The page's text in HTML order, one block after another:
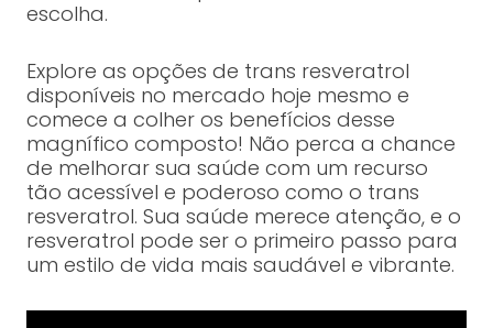
escolha.
Explore as opções de trans resveratrol
disponíveis no mercado hoje mesmo e
comece a colher os benefícios desse
magnífico composto! Não perca a chance
de melhorar sua saúde com um recurso
tão acessível e poderoso como o trans
resveratrol. Sua saúde merece atenção, e o
resveratrol pode ser o primeiro passo para
um estilo de vida mais saudável e vibrante.